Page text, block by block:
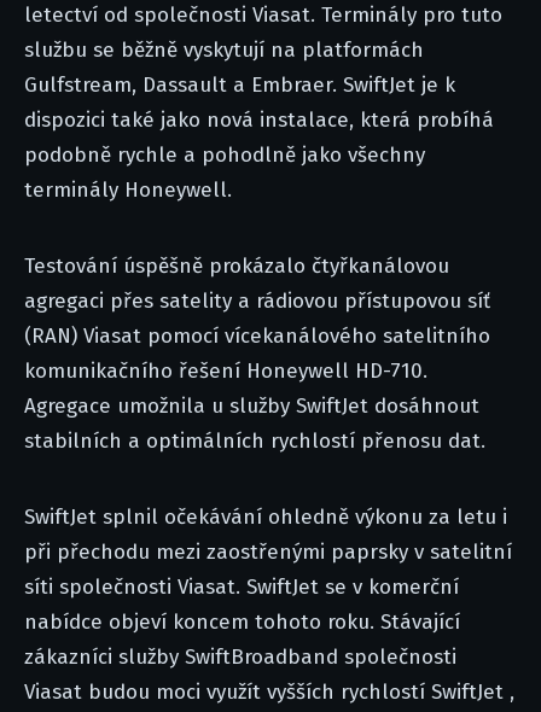
letectví od společnosti Viasat. Terminály pro tuto
službu se běžně vyskytují na platformách
Gulfstream, Dassault a Embraer. SwiftJet je k
dispozici také jako nová instalace, která probíhá
podobně rychle a pohodlně jako všechny
terminály Honeywell.
Testování úspěšně prokázalo čtyřkanálovou
agregaci přes satelity a rádiovou přístupovou síť
(RAN) Viasat pomocí vícekanálového satelitního
komunikačního řešení Honeywell HD-710.
Agregace umožnila u služby SwiftJet dosáhnout
stabilních a optimálních rychlostí přenosu dat.
SwiftJet splnil očekávání ohledně výkonu za letu i
při přechodu mezi zaostřenými paprsky v satelitní
síti společnosti Viasat. SwiftJet se v komerční
nabídce objeví koncem tohoto roku. Stávající
zákazníci služby SwiftBroadband společnosti
Viasat budou moci využít vyšších rychlostí SwiftJet ,